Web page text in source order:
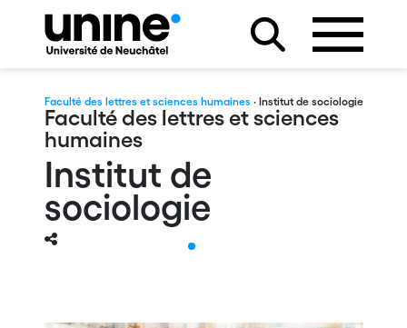
Faculté des lettres et sciences humaines · Institut de sociologie
Faculté des lettres et sciences
humaines
Institut de
sociologie